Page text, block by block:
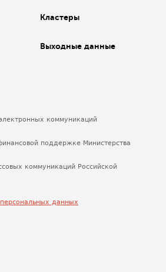
Кластеры
Выходные данные
коммуникаций
поддержке Министерства
коммуникаций Российской
данных